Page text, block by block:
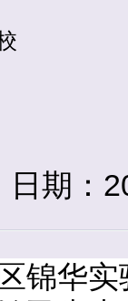
日期：
华实